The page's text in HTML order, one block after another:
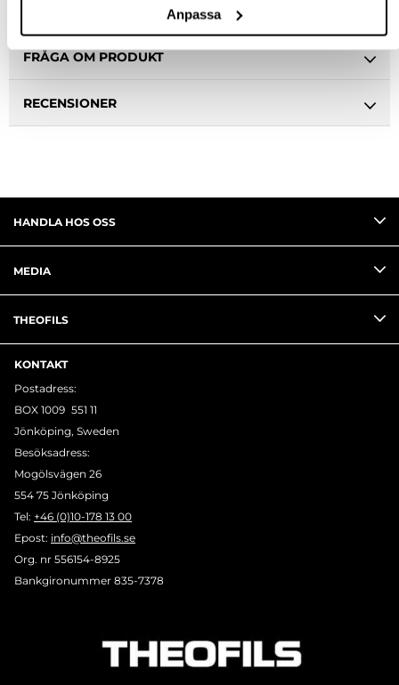
Anpassa
FRÅGA OM PRODUKT
RECENSIONER
HANDLA HOS OSS
MEDIA
THEOFILS
KONTAKT
Postadress:
BOX 1009 551 11
Jönköping, Sweden
Besöksadress:
Mogölsvägen 26
554 75 Jönköping
Tel: +46 (0)10-178 13 00
Epost: info@theofils.se
Org. nr 556154-8925
Bankgironummer 835-7378